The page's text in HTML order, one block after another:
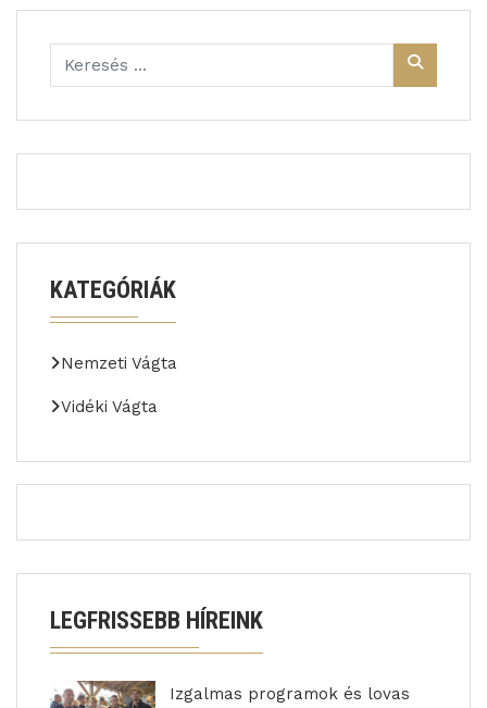
KATEGÓRIÁK
Nemzeti Vágta
Vidéki Vágta
LEGFRISSEBB HÍREINK
Izgalmas programok és lovas